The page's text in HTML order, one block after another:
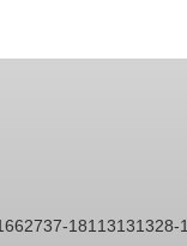
18113131328-